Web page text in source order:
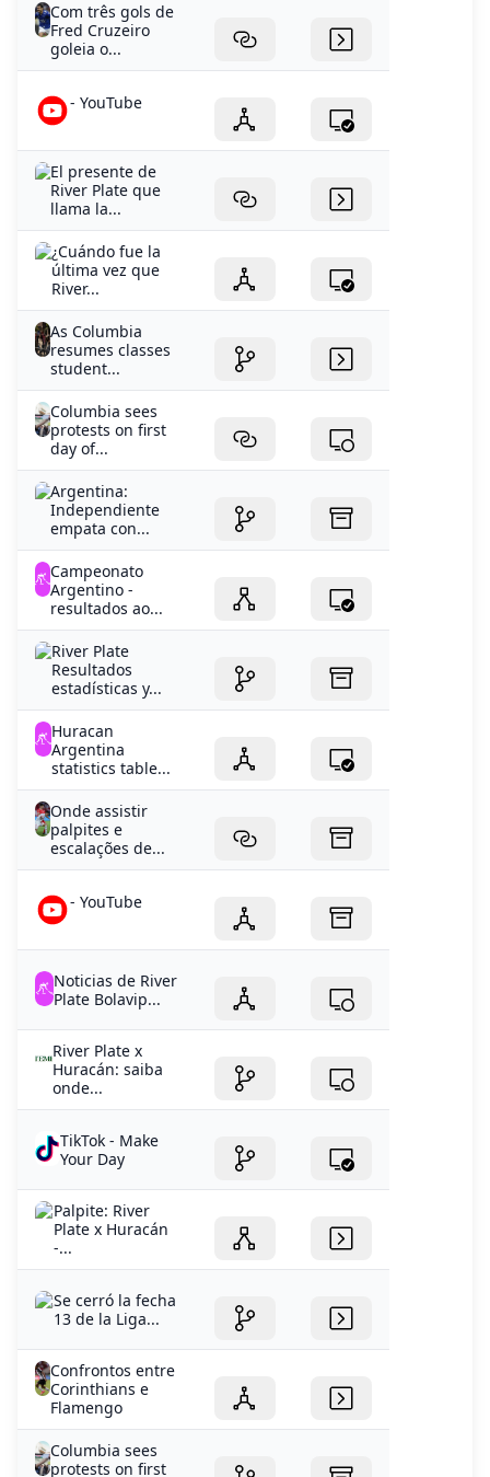
Com três gols de
Fred Cruzeiro
goleia o...
- YouTube
El presente de
River Plate que
llama la...
¿Cuándo fue la
última vez que
River...
As Columbia
resumes classes
student...
Columbia sees
protests on first
day of...
Argentina:
Independiente
empata con...
Campeonato
Argentino -
resultados ao...
River Plate
Resultados
estadísticas y...
Huracan
Argentina
statistics table...
Onde assistir
palpites e
escalações de...
- YouTube
Noticias de River
Plate Bolavip...
River Plate x
Huracán: saiba
onde...
TikTok - Make
Your Day
Palpite: River
Plate x Huracán
-...
Se cerró la fecha
13 de la Liga...
Confrontos entre
Corinthians e
Flamengo
Columbia sees
protests on first